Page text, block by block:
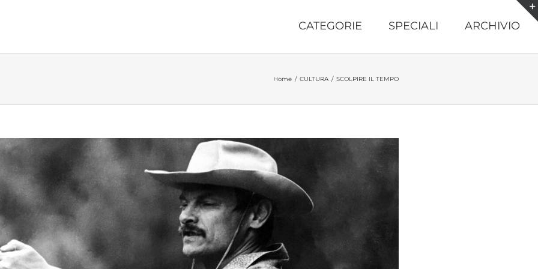
CATEGORIE SPECIALI ARCHIVIO
Home / CULTURA / SCOLPIRE IL TEMPO